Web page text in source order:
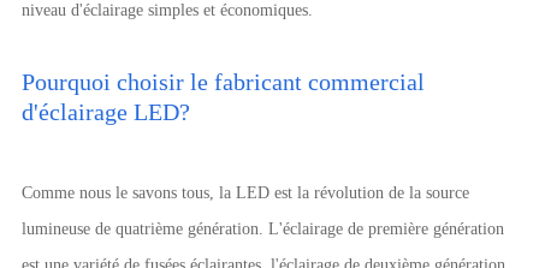
niveau d'éclairage simples et économiques.
Pourquoi choisir le fabricant commercial
d'éclairage LED?
Comme nous le savons tous, la LED est la révolution de la source
lumineuse de quatrième génération. L'éclairage de première génération